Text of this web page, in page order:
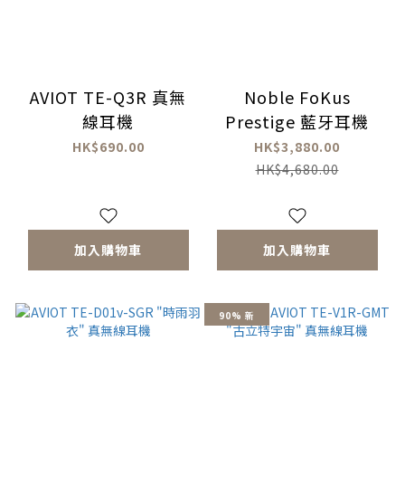
AVIOT TE-Q3R 真無
線耳機
HK$690.00
加入購物車
Noble FoKus
Prestige 藍牙耳機
HK$3,880.00
HK$4,680.00
加入購物車
90% 新